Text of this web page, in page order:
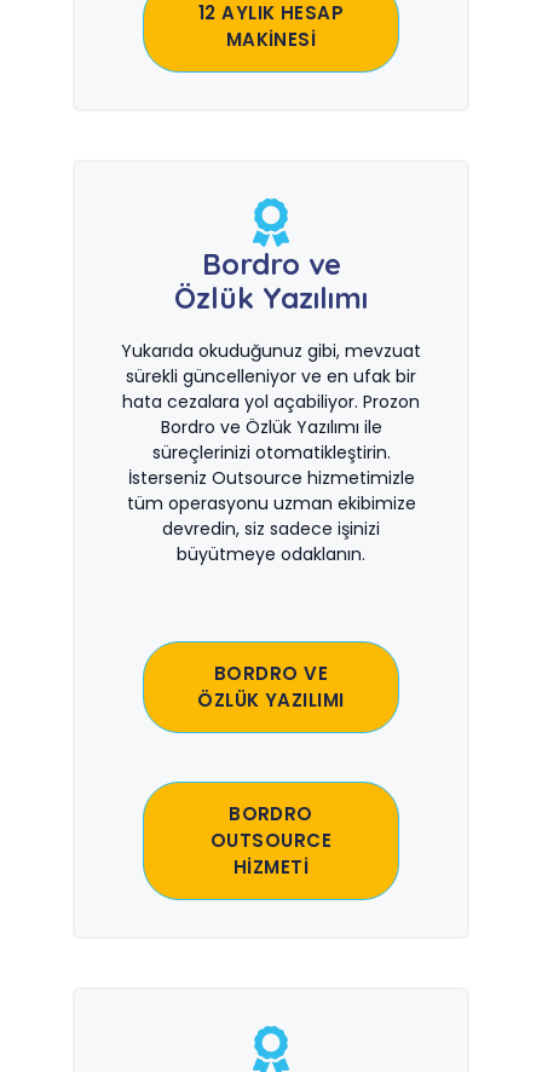
12 AYLIK HESAP
MAKİNESİ
Bordro ve
Özlük Yazılımı
Yukarıda okuduğunuz gibi, mevzuat
sürekli güncelleniyor ve en ufak bir
hata cezalara yol açabiliyor. Prozon
Bordro ve Özlük Yazılımı ile
süreçlerinizi otomatikleştirin.
İsterseniz Outsource hizmetimizle
tüm operasyonu uzman ekibimize
devredin, siz sadece işinizi
büyütmeye odaklanın.
BORDRO VE
ÖZLÜK YAZILIMI
BORDRO
OUTSOURCE
HİZMETİ